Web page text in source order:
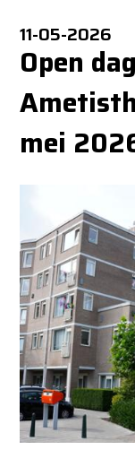
11-05-2026
Open
mei